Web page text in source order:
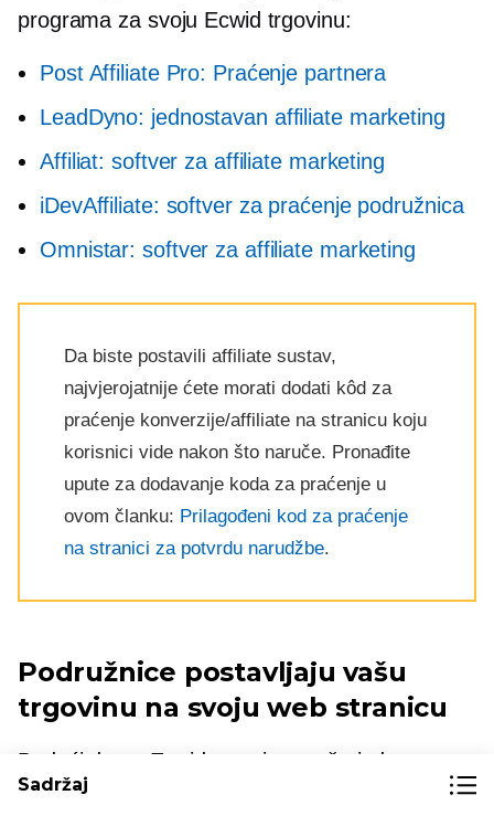
programa za svoju Ecwid trgovinu:
Post Affiliate Pro: Praćenje partnera
LeadDyno: jednostavan affiliate marketing
Affiliat: softver za affiliate marketing
iDevAffiliate: softver za praćenje podružnica
Omnistar: softver za affiliate marketing
Da biste postavili affiliate sustav,
najvjerojatnije ćete morati dodati kôd za
praćenje konverzije/affiliate na stranicu koju
korisnici vide nakon što naruče. Pronađite
upute za dodavanje koda za praćenje u
ovom članku: Prilagođeni kod za praćenje
na stranici za potvrdu narudžbe.
Podružnice postavljaju vašu
trgovinu na svoju web stranicu
Budući da se Ecwid trgovina može jednostavno
dodati na nekoliko web stranica istovremeno,
Sadržaj